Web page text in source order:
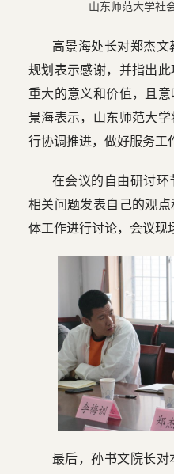
山东师范大学社
高景海处长对郑杰
规划表示感谢，并指出
重大的意义和价值，且
景海表示，山东师范大
行协调推进，做好服务工
在会议的自由研讨环
相关问题发表自己的观
体工作进行讨论，会议现
最后，孙书文院长